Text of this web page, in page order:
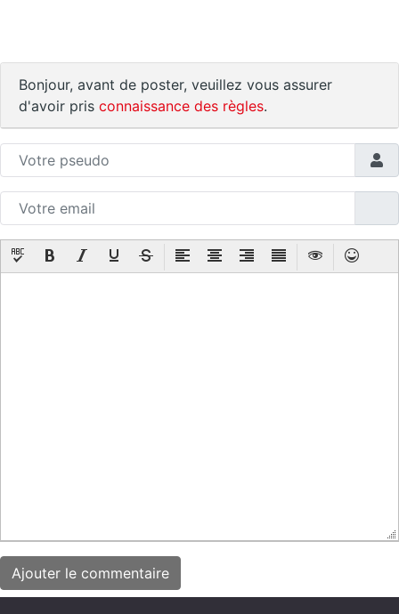
Bonjour, avant de poster, veuillez vous assurer
d'avoir pris connaissance des règles.